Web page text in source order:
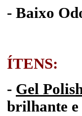
- Baixo
ÍTENS:
- Gel
brilhante e